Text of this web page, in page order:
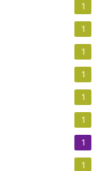
1
1
1
1
1
1
1
1